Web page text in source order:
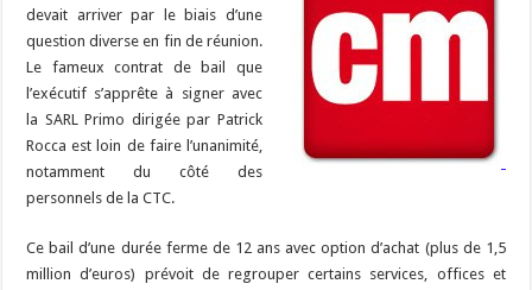
devait arriver par le biais d’une
question diverse en fin de réunion.
Le fameux contrat de bail que
l’exécutif s’apprête à signer avec
la SARL Primo dirigée par Patrick
Rocca est loin de faire l’unanimité,
notamment du côté des
personnels de la CTC.
Ce bail d’une durée ferme de 12 ans avec option d’achat (plus de 1,5
million d’euros) prévoit de regrouper certains services, offices et